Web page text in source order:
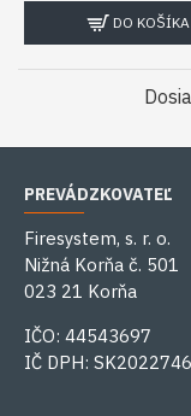
DO KOŠÍKA
PREVÁDZKOVATEĽ
Firesystem, s. r. o.
Nižná Korňa č. 501
023 21 Korňa
IČO: 44543697
IČ DPH: